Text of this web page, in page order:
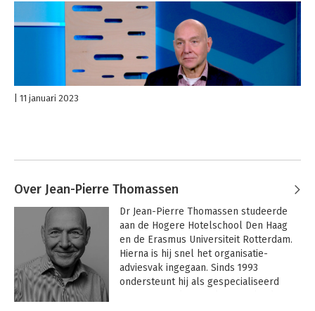
11 januari 2023
Over Jean-Pierre Thomassen
Dr Jean-Pierre Thomassen studeerde
aan de Hogere Hotelschool Den Haag
en de Erasmus Universiteit Rotterdam.
Hierna is hij snel het organisatie-
adviesvak ingegaan. Sinds 1993
ondersteunt hij als gespecialiseerd